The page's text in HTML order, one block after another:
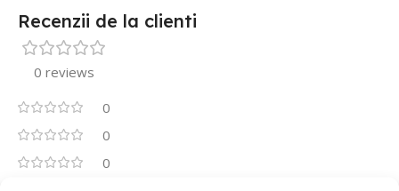
Recenzii de la clienti
0 reviews
0
0
0